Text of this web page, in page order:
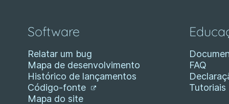
Software
Relatar um bug
Mapa de desenvolvimento
Histórico de lançamentos
Código-fonte
Mapa do site
FAQ
Tutoriais